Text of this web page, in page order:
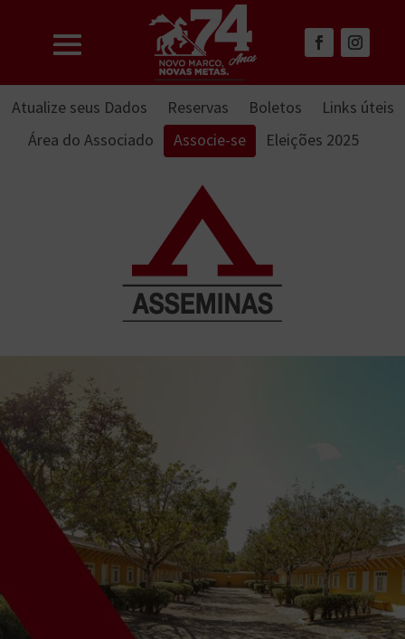
Atualize seus Dados Reservas Boletos
Links úteis
Área do Associado
Associe-se Eleições 2025